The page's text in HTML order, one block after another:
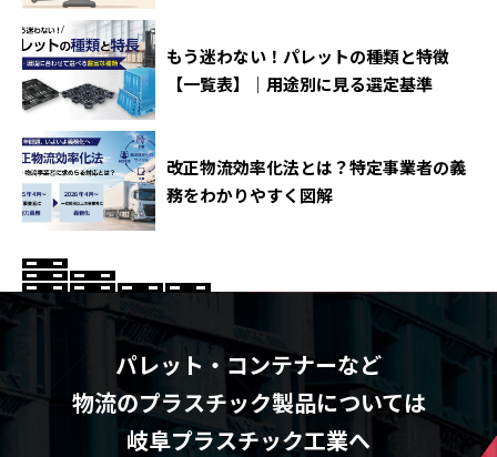
もう迷わない！パレットの種類と特徴
【一覧表】｜用途別に見る選定基準
改正物流効率化法とは？特定事業者の義
務をわかりやすく図解
パレット・コンテナーなど
物流のプラスチック製品については
岐阜プラスチック工業へ